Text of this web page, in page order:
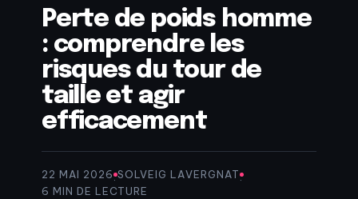
Perte de poids homme
: comprendre les
risques du tour de
taille et agir
efficacement
22 MAI 2026·SOLVEIG LAVERGNAT·
6 MIN DE LECTURE